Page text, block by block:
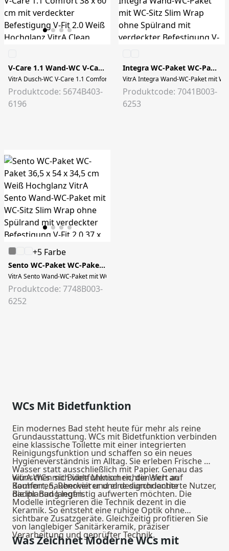
V-Care 1.1 Wand-WC V-Care 38 x 60 x 40,5 cm Weiß Hochglanz
VitrA Dusch-WC V-Care 1.1 Comfort 38 x 60 cm mit verdeckter Befestigung
Produktcode: 5674B403-
6196
Integra WC-Paket WC-Paket 36,5 x 54,5 x 35 cm Weiß Hochglanz
VitrA Integra Wand-WC-Paket mit
Produktcode: 7041B003-
6253
+5 Farbe
Sento WC-Paket WC-Paket 36,5 x 54 x 34,5 cm Weiß Hochglanz
VitrA Sento Wand-WC-Paket mit WC-Sitz Slim Wrap ohne Spülrand mit
Produktcode: 7748B003-
6252
WCs Mit Bidetfunktion
Ein modernes Bad steht heute für mehr als reine
Grundausstattung. WCs mit Bidetfunktion verbinden
eine klassische Toilette mit einer integrierten
Reinigungsfunktion und schaffen so ein neues
Hygieneverständnis im Alltag. Sie erleben Frische mit
Wasser statt ausschließlich mit Papier. Genau das
wünschen sich viele Menschen, die Wert auf
Komfort, Sauberkeit und eine durchdachte
Badplanung legen.
VitrA WCs mit Bidetfunktion richten sich an
Bauherren, Renovierer und designorientierte Nutzer,
die ihr Bad langfristig aufwerten möchten. Die
Modelle integrieren die Technik dezent in die
Keramik. So entsteht eine ruhige Optik ohne
sichtbare Zusatzgeräte. Gleichzeitig profitieren Sie
von langlebiger Sanitärkeramik, präziser
Verarbeitung und geprüfter Technik.
Was Zeichnet Moderne WCs mit